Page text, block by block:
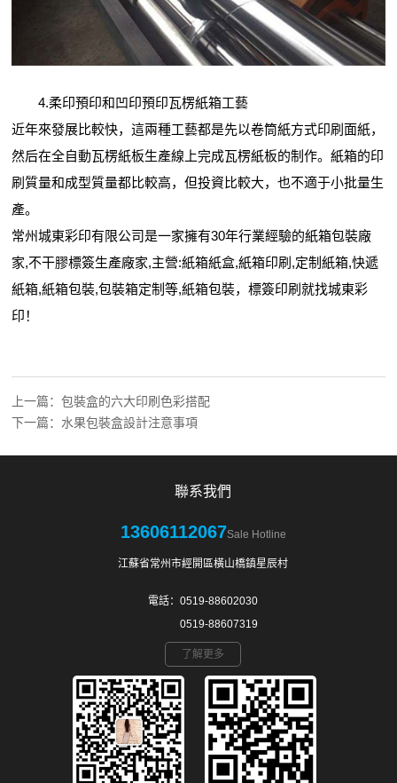
4.柔印預印和凹印預印瓦楞紙箱工藝
近年來發展比較快，這兩種工藝都是先以卷筒紙方式印刷面紙，
然后在全自動瓦楞紙板生產線上完成瓦楞紙板的制作。紙箱的印
刷質量和成型質量都比較高，但投資比較大，也不適于小批量生
產。
常州城東彩印有限公司是一家擁有30年行業經驗的紙箱包裝廠
家,不干膠標簽生產廠家,主營:紙箱紙盒,紙箱印刷,定制紙箱,快遞
紙箱,紙箱包裝,包裝箱定制等,紙箱包裝，標簽印刷就找城東彩
印！
上一篇：包裝盒的六大印刷色彩搭配
下一篇： 水果包裝盒設計注意事項
聯系我們
13606112067Sale Hotline
江蘇省常州市經開區橫山橋鎮星辰村
電話：0519-88602030
0519-88607319
了解更多